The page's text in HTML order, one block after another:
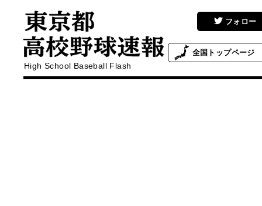
High School Baseball Flash
フォロー
全国 トップページ